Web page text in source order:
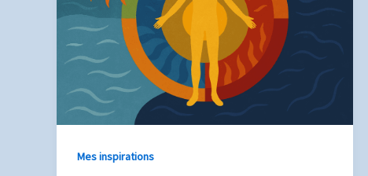
Mes inspirations